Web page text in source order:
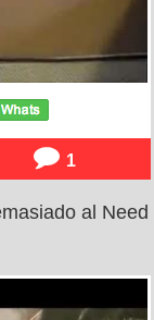
1
al Need